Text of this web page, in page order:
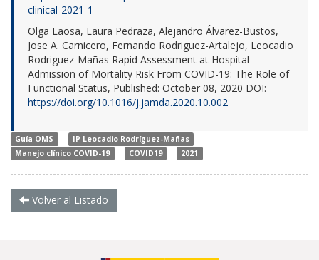
clinical-2021-1
Olga Laosa, Laura Pedraza, Alejandro Álvarez-Bustos,
Jose A. Carnicero, Fernando Rodriguez-Artalejo, Leocadio
Rodriguez-Mañas Rapid Assessment at Hospital
Admission of Mortality Risk From COVID-19: The Role of
Functional Status, Published: October 08, 2020 DOI:
https://doi.org/10.1016/j.jamda.2020.10.002
Guía OMS
IP Leocadio Rodríguez-Mañas
Manejo clínico COVID-19
COVID19 2021
Volver al Listado